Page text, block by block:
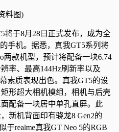
料图)
将于8月28日正式发布，成为全
手机。据悉，真我GT5系列将
两款机型，预计将配备一块6.74
率、最高144Hz刷新率以及
素质表现出色。真我GT5的设
形超大相机模组，相机与后壳
配备一块居中单孔直屏。此
新机背面印有骁龙8 Gen2的
于realme真我GT Neo 5的RGB